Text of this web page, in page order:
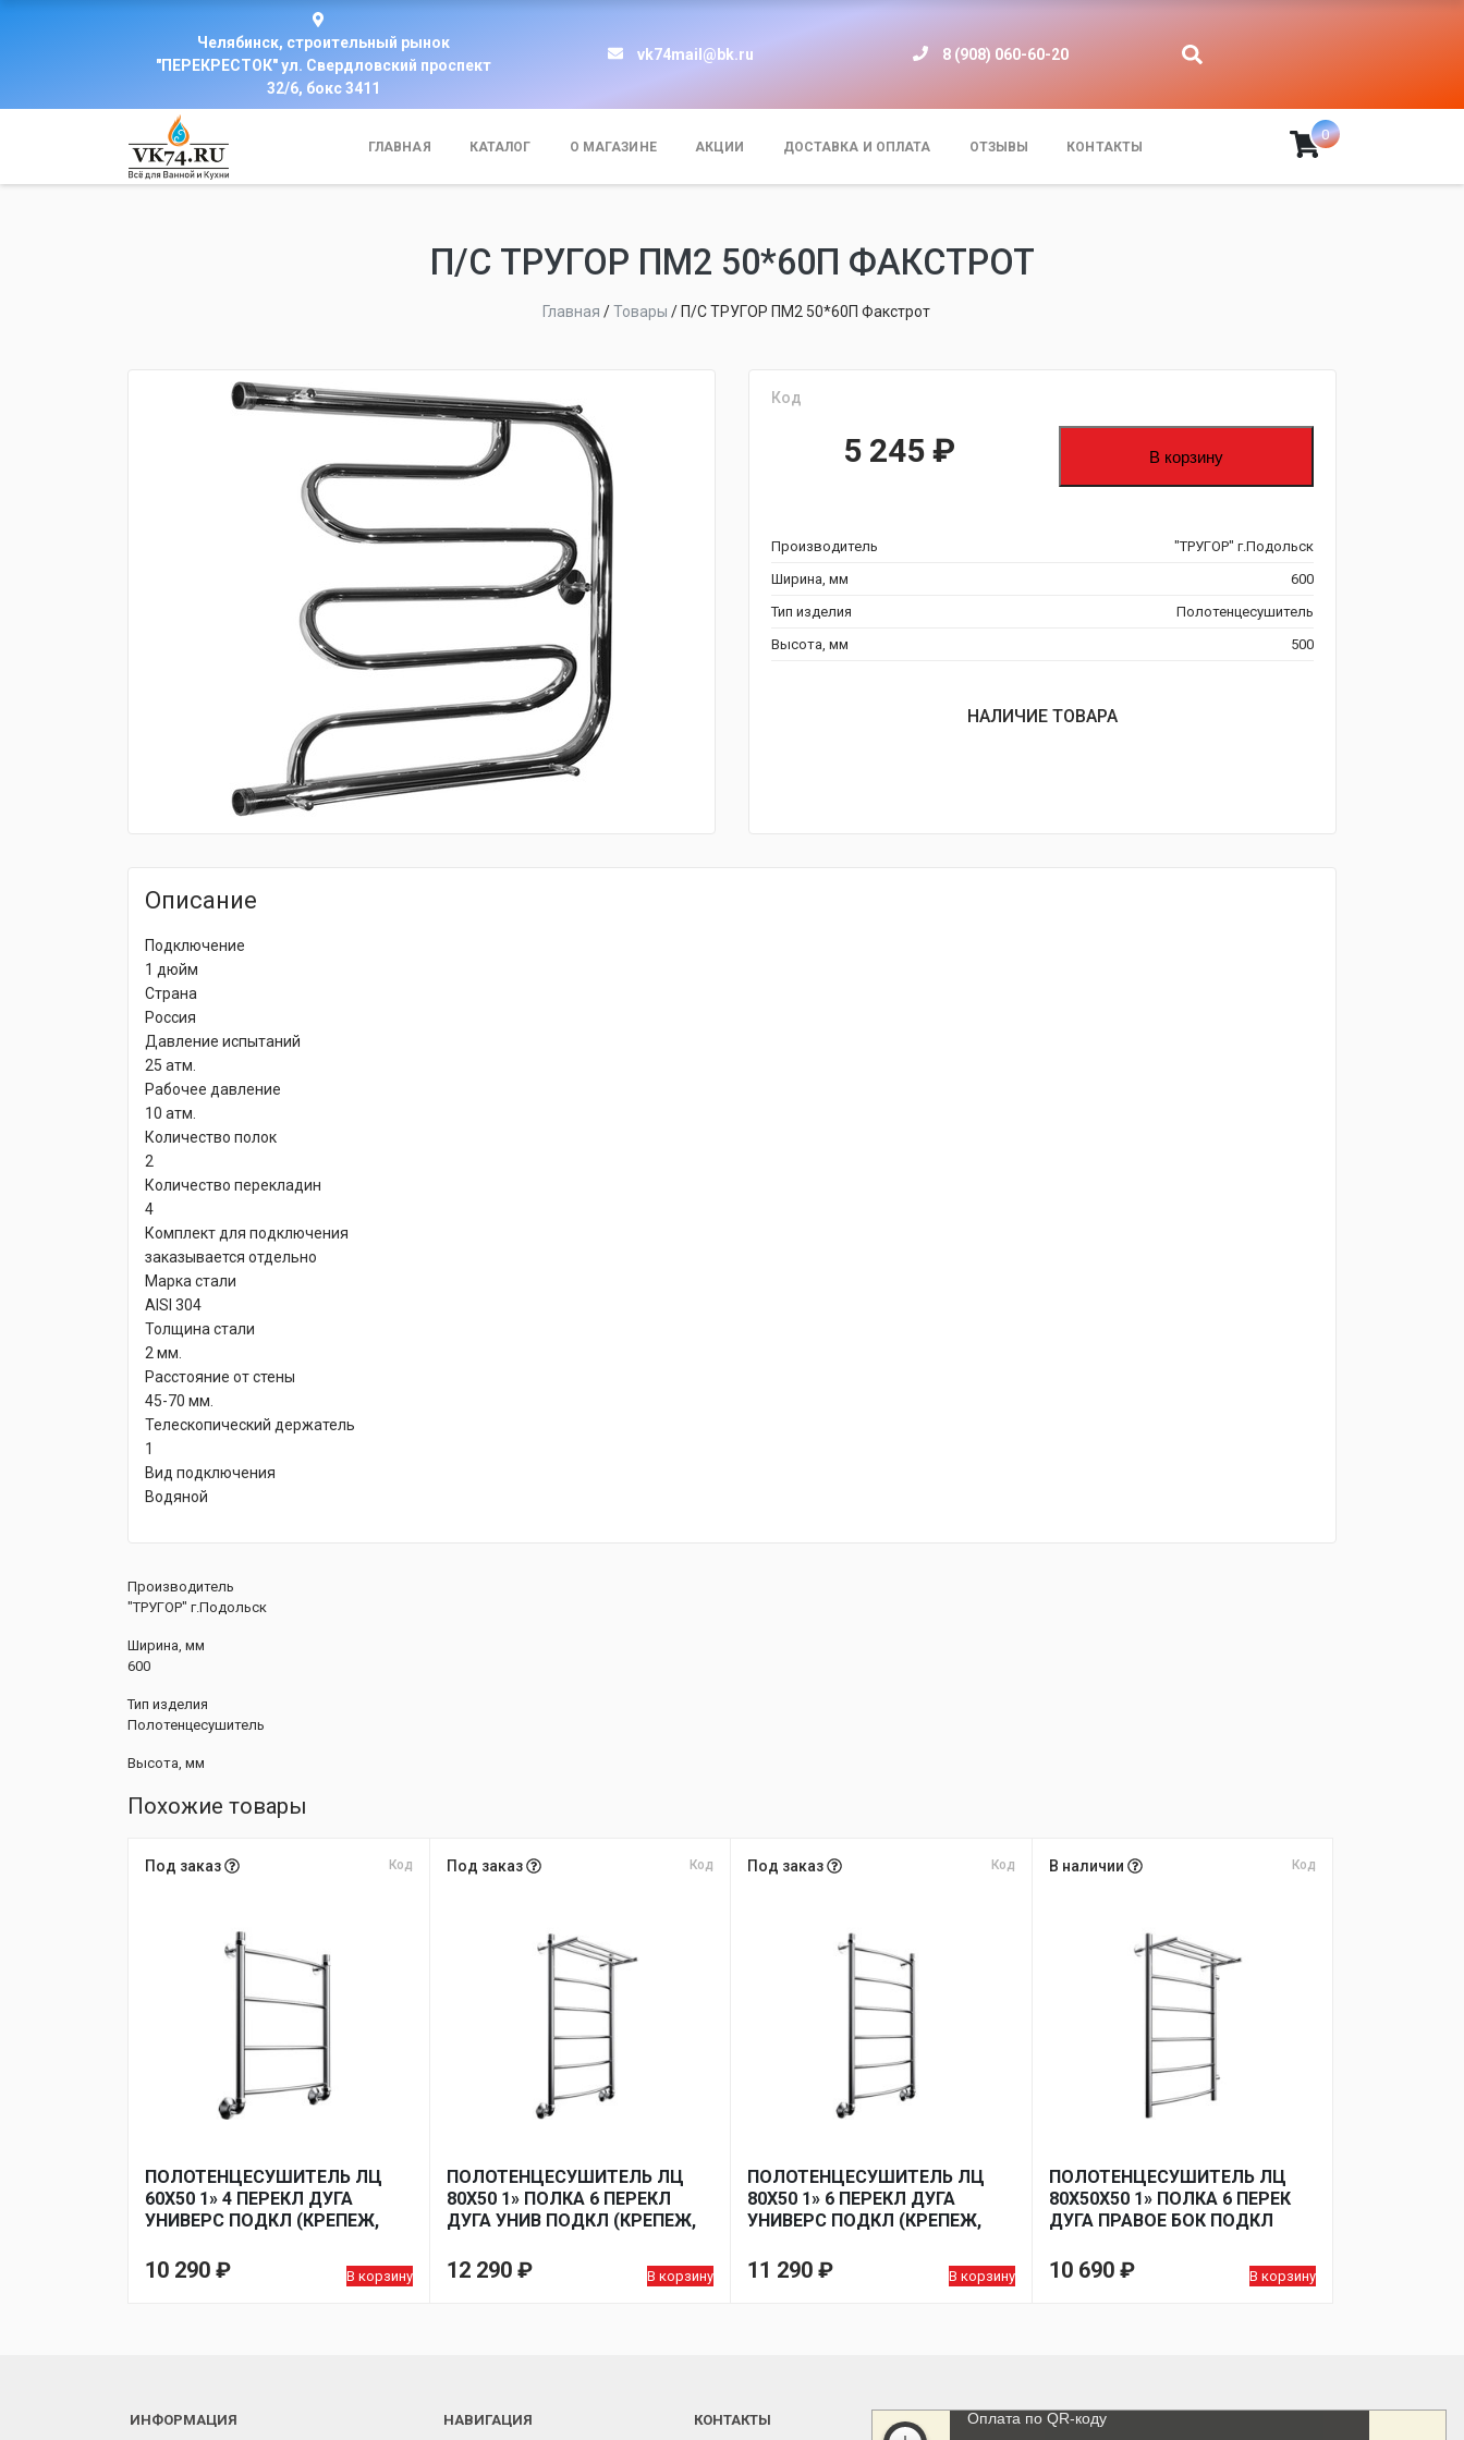
Челябинск, строительный рынок
"ПЕРЕКРЕСТОК" ул. Свердловский проспект
32/6, бокс 3411
vk74mail@bk.ru 8 (908) 060-60-20
ГЛАВНАЯ КАТАЛОГ О МАГАЗИНЕ АКЦИИ ДОСТАВКА И ОПЛАТА ОТЗЫВЫ КОНТАКТЫ
0
П/С ТРУГОР ПМ2 50*60П ФАКСТРОТ
Главная /Товары / П/С ТРУГОР ПМ2 50*60П Факстрот
Код
5 245 ₽ В корзину
Производитель
"ТРУГОР" г.Подольск
Ширина, мм
600
Тип изделия
Полотенцесушитель
Высота, мм
500
НАЛИЧИЕ ТОВАРА
Описание
Подключение
1 дюйм
Страна
Россия
Давление испытаний
25 атм.
Рабочее давление
10 атм.
Количество полок
2
Количество перекладин
4
Комплект для подключения
заказывается отдельно
Марка стали
AISI 304
Толщина стали
2 мм.
Расстояние от стены
45-70 мм.
Телескопический держатель
1
Вид подключения
Водяной
Производитель
"ТРУГОР" г.Подольск
Ширина, мм
600
Тип изделия
Полотенцесушитель
Высота, мм
Похожие товары
Под заказ Код
ПОЛОТЕНЦЕСУШИТЕЛЬ ЛЦ
60Х50 1» 4 ПЕРЕКЛ ДУГА
УНИВЕРС ПОДКЛ (КРЕПЕЖ,
10 290 ₽ В корзину
Под заказ Код
ПОЛОТЕНЦЕСУШИТЕЛЬ ЛЦ
80Х50 1» ПОЛКА 6 ПЕРЕКЛ
ДУГА УНИВ ПОДКЛ (КРЕПЕЖ,
12 290 ₽ В корзину
Под заказ Код
ПОЛОТЕНЦЕСУШИТЕЛЬ ЛЦ
80Х50 1» 6 ПЕРЕКЛ ДУГА
УНИВЕРС ПОДКЛ (КРЕПЕЖ,
11 290 ₽ В корзину
В наличии Код
ПОЛОТЕНЦЕСУШИТЕЛЬ ЛЦ
80Х50Х50 1» ПОЛКА 6 ПЕРЕК
ДУГА ПРАВОЕ БОК ПОДКЛ
10 690 ₽ В корзину
ИНФОРМАЦИЯ НАВИГАЦИЯ КОНТАКТЫ